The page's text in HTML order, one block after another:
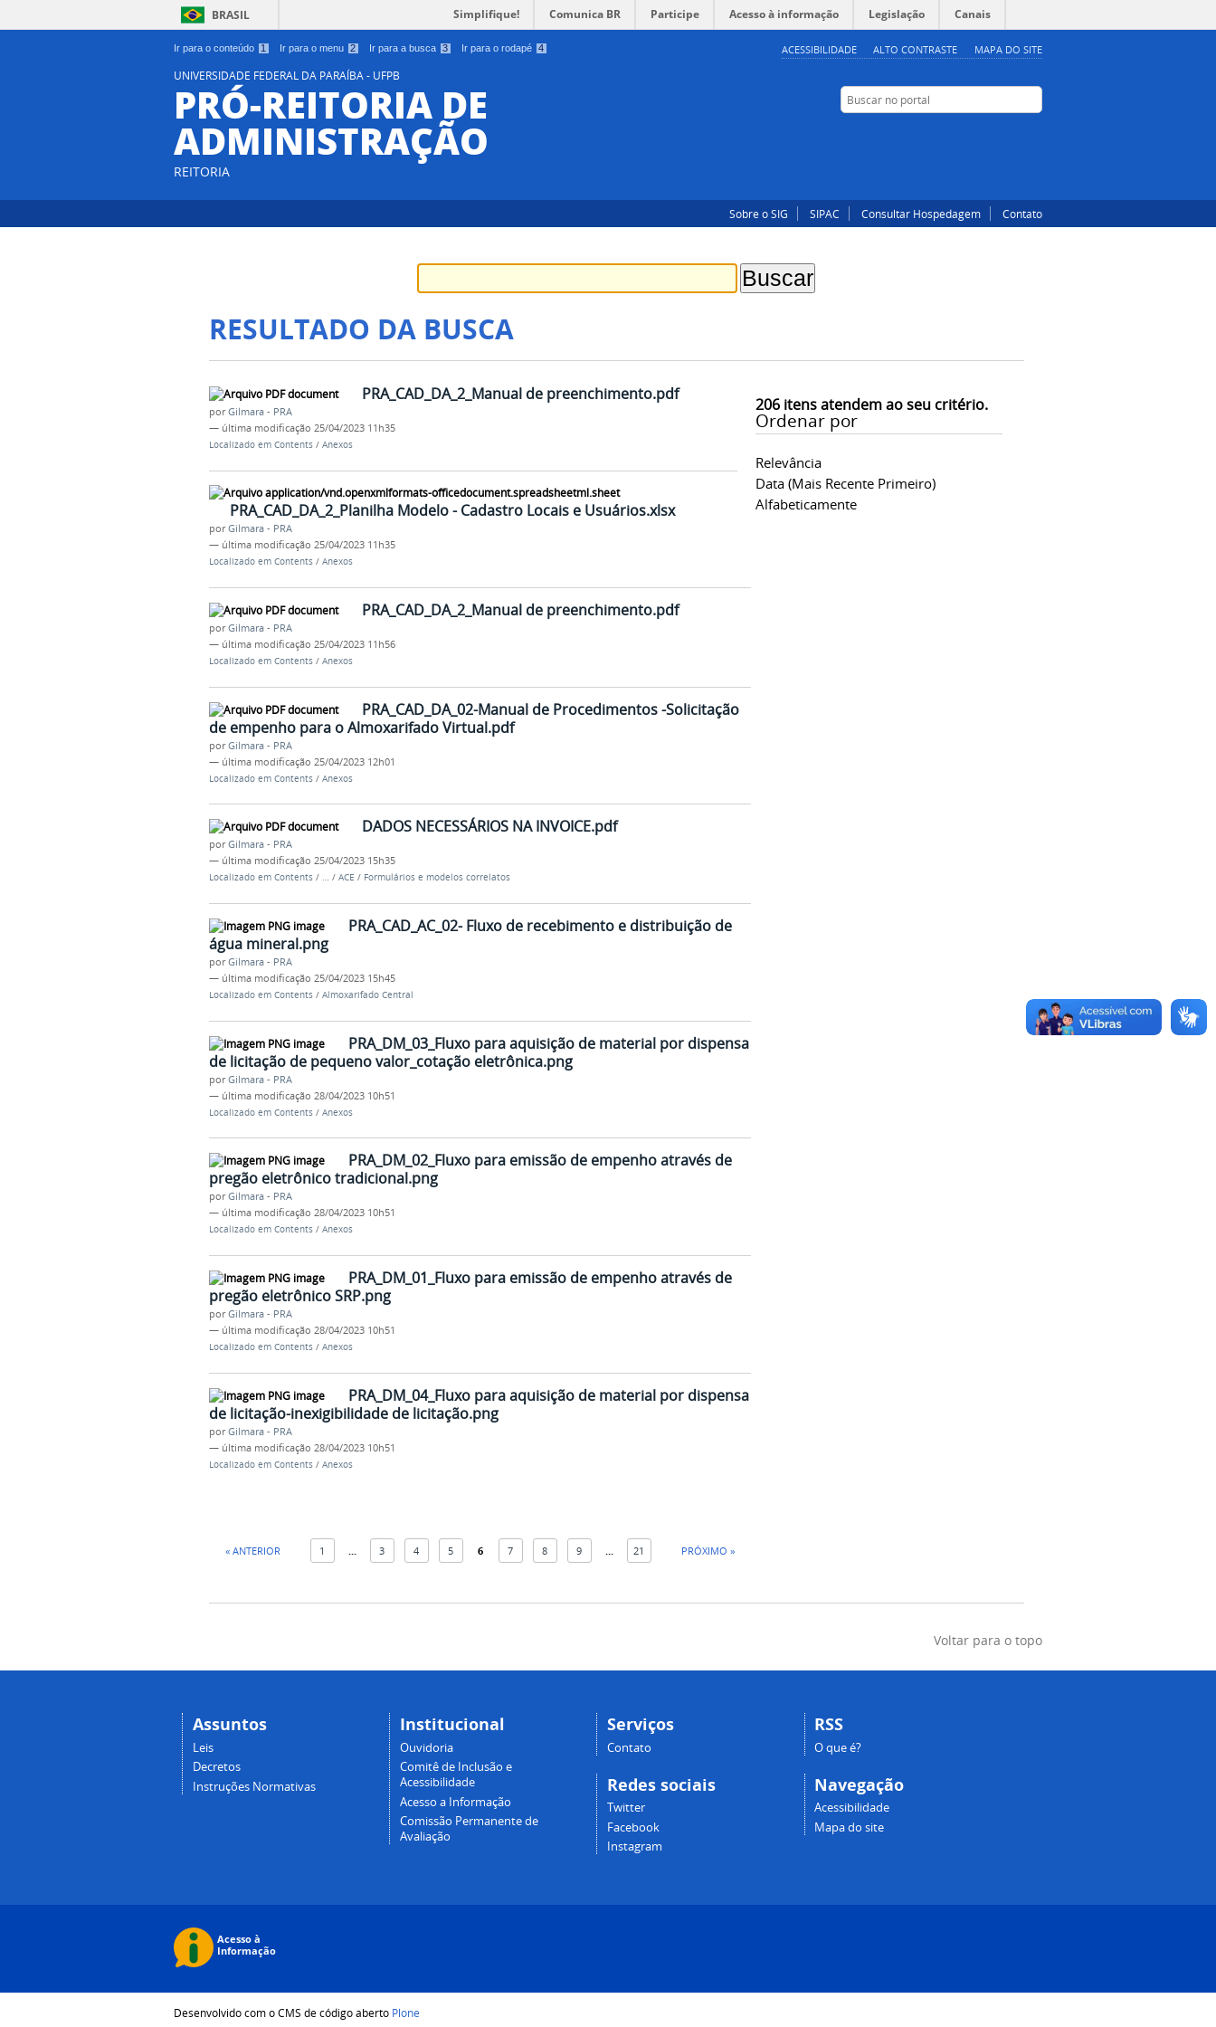
Ir para o conteúdo 1 Ir para o menu 2 Ir para a busca 3 Ir para o rodapé 4 ACESSIBILIDADE ALTO CONTRASTE MAPA DO SITE
BRASIL Simplifique! Comunica BR Participe Acesso à informação Legislação Canais
UNIVERSIDADE FEDERAL DA PARAÍBA - UFPB
PRÓ-REITORIA DE
ADMINISTRAÇÃO
REITORIA
Buscar no portal
Sobre o SIG SIPAC Consultar Hospedagem Contato
RESULTADO DA BUSCA
206itens atendem ao seu critério.
Ordenar por
Relevância
Data (mais Recente Primeiro)
Alfabeticamente
PRA_CAD_DA_2_Manual de preenchimento.pdf
porGilmara - PRA
— última modificação 25/04/2023 11h35
Localizado em Contents / Anexos
PRA_CAD_DA_2_Planilha Modelo - Cadastro Locais e Usuários.xlsx
porGilmara - PRA
— última modificação 25/04/2023 11h35
Localizado em Contents / Anexos
PRA_CAD_DA_2_Manual de preenchimento.pdf
porGilmara - PRA
— última modificação 25/04/2023 11h56
Localizado em Contents / Anexos
PRA_CAD_DA_02-Manual de Procedimentos -Solicitação
de empenho para o Almoxarifado Virtual.pdf
porGilmara - PRA
— última modificação 25/04/2023 12h01
Localizado em Contents / Anexos
DADOS NECESSÁRIOS NA INVOICE.pdf
porGilmara - PRA
— última modificação 25/04/2023 15h35
Localizado em Contents / … / ACE / Formulários e modelos correlatos
PRA_CAD_AC_02- Fluxo de recebimento e distribuição de
água mineral.png
porGilmara - PRA
— última modificação 25/04/2023 15h45
Localizado em Contents / Almoxarifado Central
PRA_DM_03_Fluxo para aquisição de material por dispensa
de licitação de pequeno valor_cotação eletrônica.png
porGilmara - PRA
— última modificação 28/04/2023 10h51
Localizado em Contents / Anexos
PRA_DM_02_Fluxo para emissão de empenho através de
pregão eletrônico tradicional.png
porGilmara - PRA
— última modificação 28/04/2023 10h51
Localizado em Contents / Anexos
PRA_DM_01_Fluxo para emissão de empenho através de
pregão eletrônico SRP.png
porGilmara - PRA
— última modificação 28/04/2023 10h51
Localizado em Contents / Anexos
PRA_DM_04_Fluxo para aquisição de material por dispensa
de licitação-inexigibilidade de licitação.png
porGilmara - PRA
— última modificação 28/04/2023 10h51
Localizado em Contents / Anexos
« ANTERIOR 1 3 4 5 6 7 8 9 21 PRÓXIMO »
Voltar para o topo
Assuntos
Leis
Decretos
Instruções Normativas
Institucional
Ouvidoria
Comitê de Inclusão e
Acessibilidade
Acesso a Informação
Comissão Permanente de
Avaliação
Serviços
Contato
Redes sociais
Twitter
Facebook
Instagram
RSS
O que é?
Navegação
Acessibilidade
Mapa do site
Desenvolvido com o CMS de código aberto Plone